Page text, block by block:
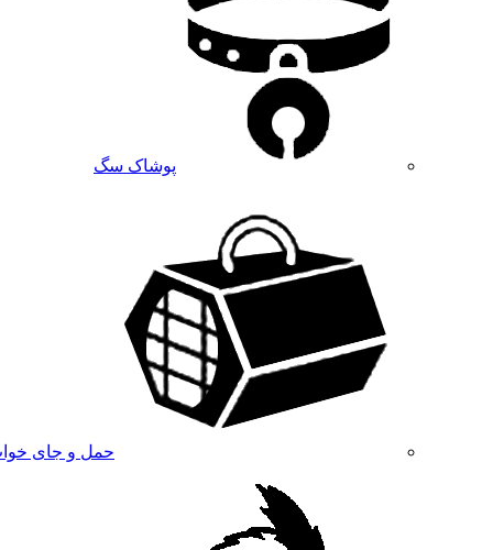
پوشاک سگ
حمل و جای